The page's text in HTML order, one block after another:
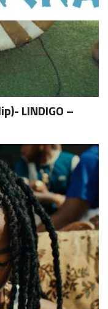
LINDIGO –